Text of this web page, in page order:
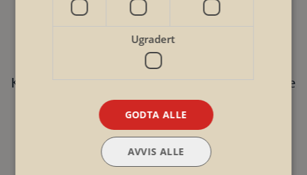
Lyst til å vite mer om smarte
strømløsninger?
Kontakt oss, og vi finner ut hva som kan passe
din bolig og dine behov.
Vis kontaktskjema
Ugradert
GODTA ALLE
AVVIS ALLE